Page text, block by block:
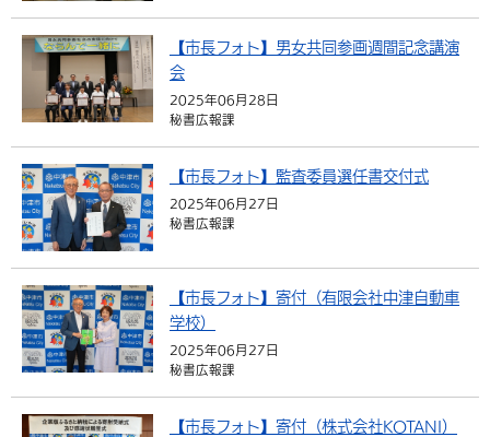
組織案内
環境・衛生 生涯学習・スポーツ・人権
都市整備
手当・助成 健康・医療
相談・支援・情報
遊ぶ・体験する
買う・おみやげ
移住・定住
中津市について
地方創生・地域活性化
行政・計画
【市長フォト】男女共同参画週間記念講演
会
2025年06月28日
秘書広報課
【市長フォト】監査委員選任書交付式
2025年06月27日
秘書広報課
【市長フォト】寄付（有限会社中津自動車
学校）
2025年06月27日
秘書広報課
【市長フォト】寄付（株式会社KOTANI）